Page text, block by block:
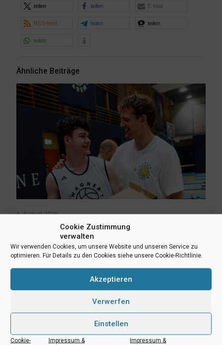
Cookie Zustimmung
verwalten
Wir verwenden Cookies, um unsere Website und unseren Service zu
optimieren. Für Details zu den Cookies siehe unsere Cookie-Richtlinie.
Akzeptieren
Verwerfen
Einstellen
Cookie-
Impressum &
Impressum &
teilen teilen E-Mail
RSS-feed teilen teilen
teilen
Ähnliche Beiträge
6. August 2026
Lukas Freitag, Heikki Humpert und Leonard Dertmann im
Mehr lesen